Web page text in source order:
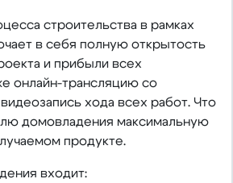
строительства в рамках
в себя полную открытость
и прибыли всех
онлайн-трансляцию со
хода всех работ. Что
домовладения максимальную
продукте.
входит: